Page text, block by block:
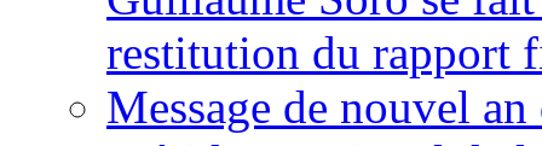
restitution du rapport
Message de nouvel